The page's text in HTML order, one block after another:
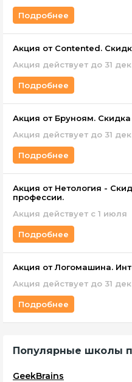
Подробнее
Акция от Contented.
Акция действует до 31
Подробнее
Акция от Бруноям.
Акция действует до 31
Подробнее
Акция от Нетология -
профессии.
Акция действует с 1 июля
Подробнее
Акция от Логомашина.
Акция действует до 31
Подробнее
Популярные школы
GeekBrains